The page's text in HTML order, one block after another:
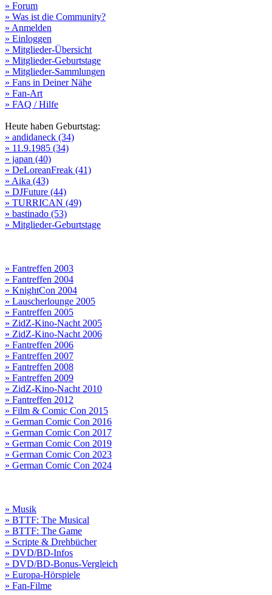
» Forum
» Was ist die Community?
» Anmelden
» Einloggen
» Mitglieder-Übersicht
» Mitglieder-Geburtstage
» Mitglieder-Sammlungen
» Fans in Deiner Nähe
» Fan-Art
» FAQ / Hilfe
Heute haben Geburtstag:
» andidaneck (34)
» 11.9.1985 (34)
» japan (40)
» DeLoreanFreak (41)
» Aika (43)
» DJFuture (44)
» TURRICAN (49)
» bastinado (53)
» Mitglieder-Geburtstage
» Fantreffen 2003
» Fantreffen 2004
» KnightCon 2004
» Lauscherlounge 2005
» Fantreffen 2005
» ZidZ-Kino-Nacht 2005
» ZidZ-Kino-Nacht 2006
» Fantreffen 2006
» Fantreffen 2007
» Fantreffen 2008
» Fantreffen 2009
» ZidZ-Kino-Nacht 2010
» Fantreffen 2012
» Film & Comic Con 2015
» German Comic Con 2016
» German Comic Con 2017
» German Comic Con 2019
» German Comic Con 2023
» German Comic Con 2024
» Musik
» BTTF: The Musical
» BTTF: The Game
» Scripte & Drehbücher
» DVD/BD-Infos
» DVD/BD-Bonus-Vergleich
» Europa-Hörspiele
» Fan-Filme